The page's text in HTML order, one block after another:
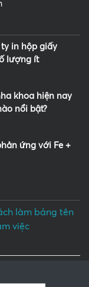
ty in hộp giấy
lượng ít
khoa hiện nay
nổi bật?
ứng với Fe +
làm bảng tên
việc